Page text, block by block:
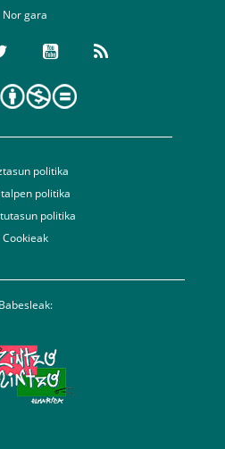
Nor gara
politika
politika
politika
Cookieak
Babesleak: